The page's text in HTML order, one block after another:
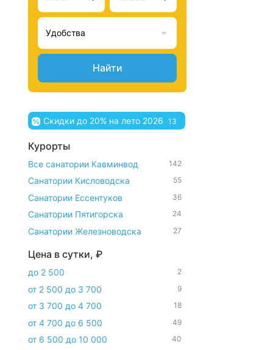
Удобства
Найти
Скидки до 20% на лето 2026 13
Курорты
Все санатории Кавминвод 142
Санатории Кисловодска 55
Санатории Ессентуков 36
Санатории Пятигорска 24
Санатории Железноводска 27
Цена в сутки, ₽
до 2 500 2
от 2 500 до 3 700 9
от 3 700 до 4 700 18
от 4 700 до 6 500 49
от 6 500 до 10 000 40